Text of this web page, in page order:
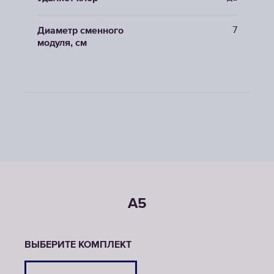
Диаметр сменного
модуля, см
7
A5
ВЫБЕРИТЕ КОМПЛЕКТ